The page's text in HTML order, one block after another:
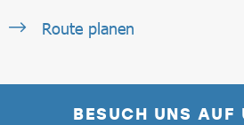
Route planen
BESUCH UNS AUF